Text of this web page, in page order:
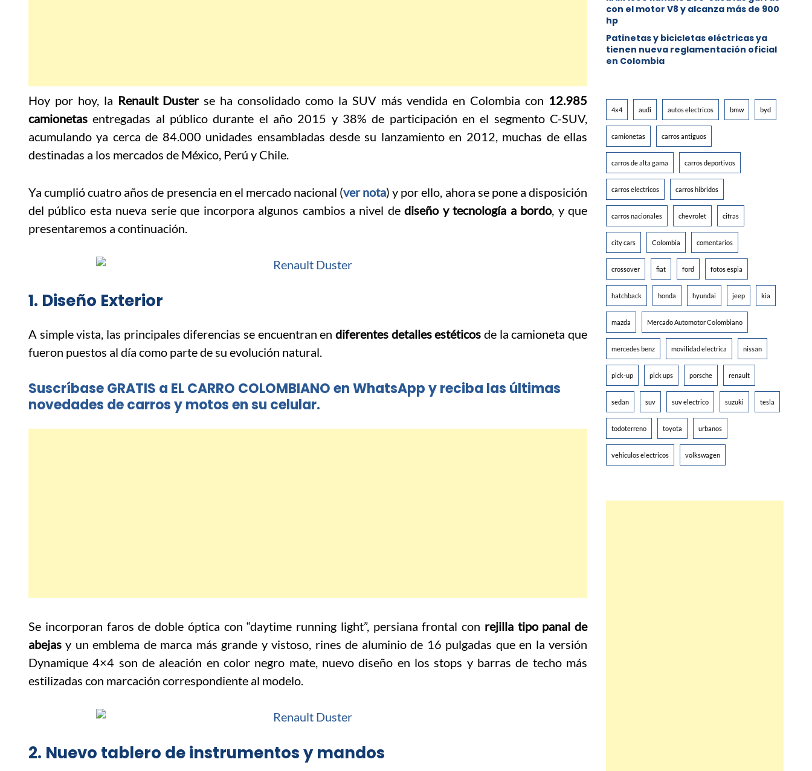
Hoy por hoy, la Renault Dusterse ha consolidado como la SUV más vendida en Colombia con 12.985
camionetas entregadas al público durante el año 2015 y 38% de participación en el segmento C-SUV,
acumulando ya cerca de 84.000 unidades ensambladas desde su lanzamiento en 2012, muchas de ellas
destinadas a los mercados de México, Perú y Chile.
Ya cumplió cuatro años de presencia en el mercado nacional (ver nota) y por ello, ahora se pone a disposición
del público esta nueva serie que incorpora algunos cambios a nivel dediseño y tecnología a bordo, y que
presentaremos a continuación.
1. Diseño Exterior
A simple vista, las principales diferencias se encuentran en diferentes detalles estéticos de la camioneta que
fueron puestos al día como parte de su evolución natural.
Suscríbase GRATIS a EL CARRO COLOMBIANO en WhatsApp y reciba las últimas
novedades de carros y motos en su celular.
Se incorporan faros de doble óptica con “daytime running light”, persiana frontal con rejilla tipo panal de
abejas y un emblema de marca más grande y vistoso, rines de aluminio de 16 pulgadas que en la versión
Dynamique 4×4 son de aleación en color negro mate, nuevo diseño en los stops y barras de techo más
estilizadas con marcación correspondiente al modelo.
2. Nuevo tablero de instrumentos y mandos
con el motor V8 y alcanza más de 900
hp
Patinetas y bicicletas eléctricas ya
tienen nueva reglamentación oficial
en Colombia
4x4 audi autos electricos bmw byd
camionetas carros antiguos
carros de alta gama carros deportivos
carros electricos carros hibridos
carros nacionales chevrolet cifras
city cars Colombia comentarios
crossover fiat ford fotos espia
hatchback honda hyundai jeep kia
mazda Mercado Automotor Colombiano
mercedes benz movilidad electrica nissan
pick-up pick ups porsche renault
sedan suv suv electrico suzuki tesla
todoterreno toyota urbanos
vehiculos electricos volkswagen